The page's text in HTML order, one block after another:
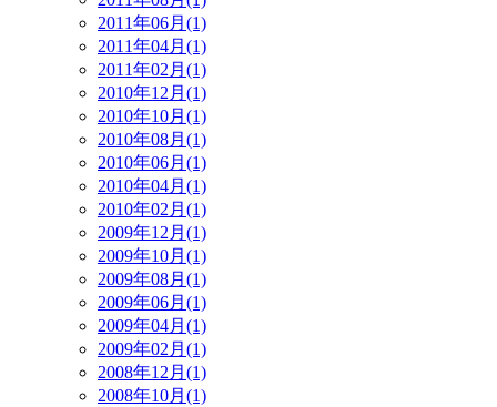
2011年06月(1)
2011年04月(1)
2011年02月(1)
2010年12月(1)
2010年10月(1)
2010年08月(1)
2010年06月(1)
2010年04月(1)
2010年02月(1)
2009年12月(1)
2009年10月(1)
2009年08月(1)
2009年06月(1)
2009年04月(1)
2009年02月(1)
2008年12月(1)
2008年10月(1)